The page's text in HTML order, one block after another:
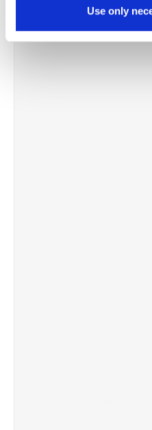
Use only